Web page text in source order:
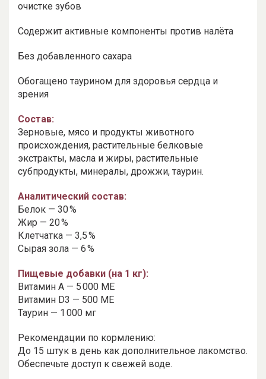
очистке зубов
Содержит активные компоненты против налёта
Без добавленного сахара
Обогащено таурином для здоровья сердца и
зрения
Состав:
Зерновые, мясо и продукты животного
происхождения, растительные белковые
экстракты, масла и жиры, растительные
субпродукты, минералы, дрожжи, таурин.
Аналитический состав:
Белок — 30 %
Жир — 20 %
Клетчатка — 3,5 %
Сырая зола — 6 %
Пищевые добавки (на 1 кг):
Витамин A — 5 000 МЕ
Витамин D3 — 500 МЕ
Таурин — 1 000 мг
Рекомендации по кормлению:
До 15 штук в день как дополнительное лакомство.
Обеспечьте доступ к свежей воде.